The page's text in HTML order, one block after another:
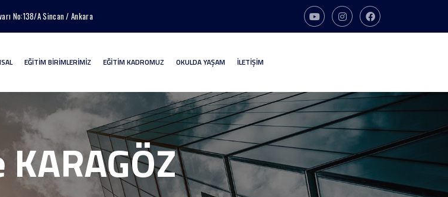
No:138/A Sincan / Ankara
EĞİTİM BİRİMLERİMİZ EĞİTİM KADROMUZ OKULDA YAŞAM İLETİŞİM